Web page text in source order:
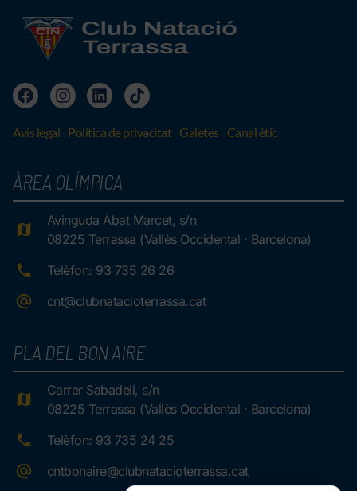
Avís legal Política de privacitat Galetes Canal ètic
ÀREA OLÍMPICA
Avinguda Abat Marcet, s/n
08225 Terrassa (Vallès Occidental · Barcelona)
Telèfon: 93 735 26 26
cnt@clubnatacioterrassa.cat
PLA DEL BON AIRE
Carrer Sabadell, s/n
08225 Terrassa (Vallès Occidental · Barcelona)
Telèfon: 93 735 24 25
cntbonaire@clubnatacioterrassa.cat